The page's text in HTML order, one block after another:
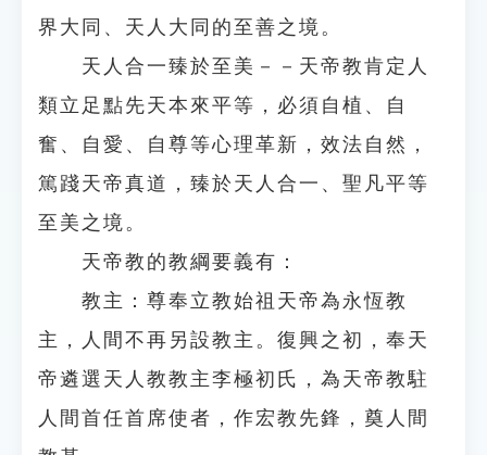
界大同、天人大同的至善之境。
天人合一臻於至美－－天帝教肯定人
類立足點先天本來平等，必須自植、自
奮、自愛、自尊等心理革新，效法自然，
篤踐天帝真道，臻於天人合一、聖凡平等
至美之境。
天帝教的教綱要義有：
教主：尊奉立教始祖天帝為永恆教
主，人間不再另設教主。復興之初，奉天
帝遴選天人教教主李極初氏，為天帝教駐
人間首任首席使者，作宏教先鋒，奠人間